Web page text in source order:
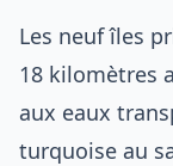
Les neuf îles
18 kilomètres
aux eaux
turquoise au